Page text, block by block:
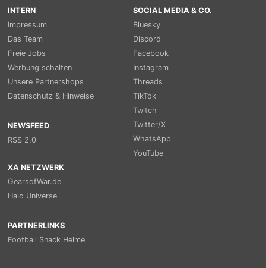
INTERN
Impressum
Das Team
Freie Jobs
Werbung schalten
Unsere Partnershops
Datenschutz & Hinweise
NEWSFEED
RSS 2.0
SOCIAL MEDIA & CO.
Bluesky
Discord
Facebook
Instagram
Threads
TikTok
Twitch
Twitter/X
WhatsApp
YouTube
XA NETZWERK
GearsofWar.de
Halo Universe
PARTNERLINKS
Football Snack Helme